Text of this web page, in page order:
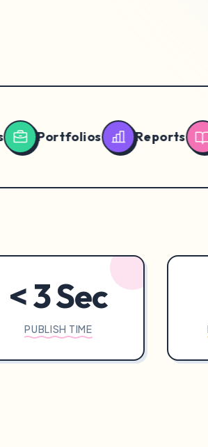
Reports Guides
< 3 Sec
PUBLISH TIME